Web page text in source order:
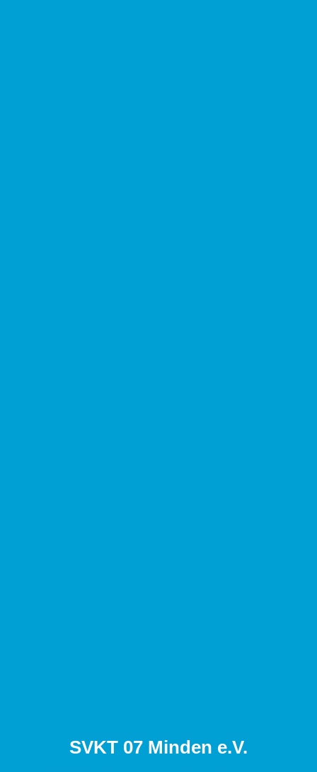
SVKT 07 Minden e.V.